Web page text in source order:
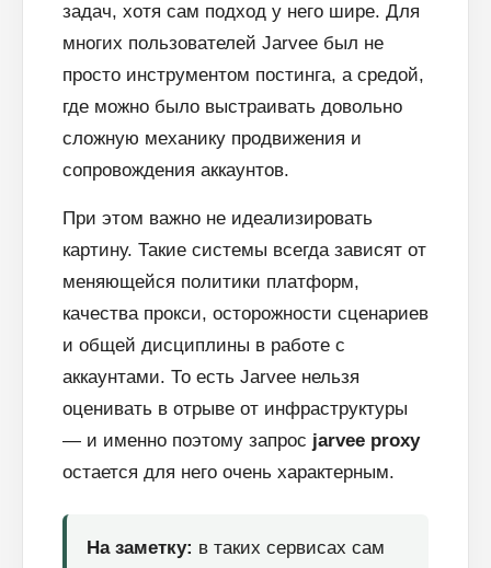
задач, хотя сам подход у него шире. Для
многих пользователей Jarvee был не
просто инструментом постинга, а средой,
где можно было выстраивать довольно
сложную механику продвижения и
сопровождения аккаунтов.
При этом важно не идеализировать
картину. Такие системы всегда зависят от
меняющейся политики платформ,
качества прокси, осторожности сценариев
и общей дисциплины в работе с
аккаунтами. То есть Jarvee нельзя
оценивать в отрыве от инфраструктуры
— и именно поэтому запрос jarvee proxy
остается для него очень характерным.
На заметку: в таких сервисах сам